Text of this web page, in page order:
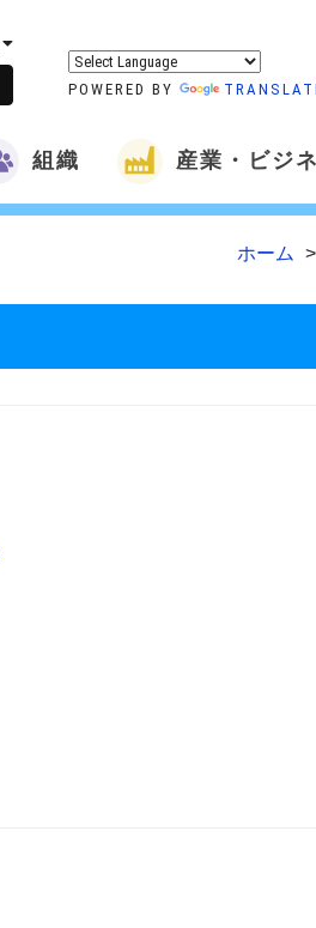
POWERED BY
組織 産業・ビジ
ホーム